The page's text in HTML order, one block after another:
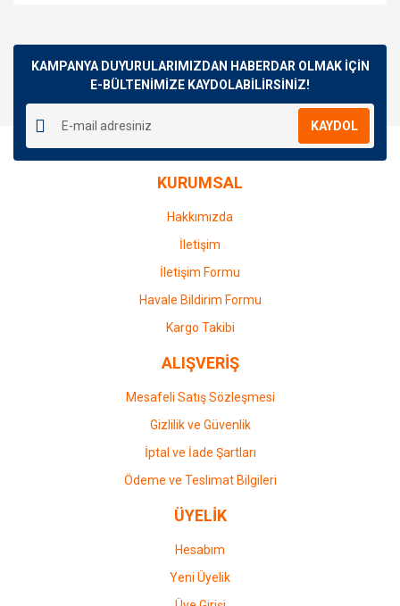
Yorum Yaz
kullanarak tarafımıza iletebilirsiniz.
Görüş ve önerileriniz için teşekkür ederiz.
Ürün resmi kalitesiz, bozuk veya görüntülenemiyor.
Ürün açıklamasında eksik bilgiler bulunuyor.
Ürün bilgilerinde hatalar bulunuyor.
Ürün fiyatı diğer sitelerden daha pahalı.
Gönder
KAMPANYA DUYURULARIMIZDAN HABERDAR OLMAK İÇİN
E-BÜLTENİMİZE KAYDOLABİLİRSİNİZ!
KAYDOL
KURUMSAL
Hakkımızda
İletişim
İletişim Formu
Havale Bildirim Formu
Kargo Takibi
ALIŞVERİŞ
Mesafeli Satış Sözleşmesi
Gizlilik ve Güvenlik
İptal ve İade Şartları
Ödeme ve Teslimat Bilgileri
ÜYELİK
Hesabım
Yeni Üyelik